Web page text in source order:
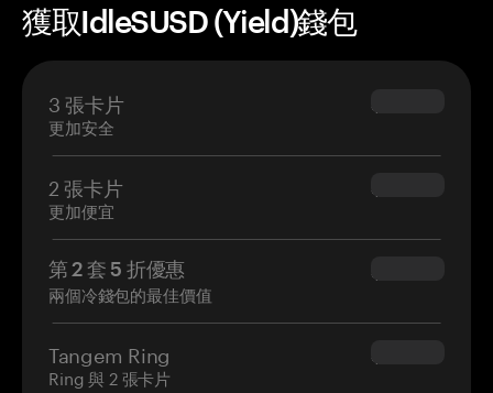
獲取IdleSUSD (Yield)錢包
3 張卡片
更加安全
$69.90
2 張卡片
更加便宜
$54.90
第 2 套 5 折優惠
兩個冷錢包的最佳價值
$34.95
Tangem Ring
Ring 與 2 張卡片
$160.00